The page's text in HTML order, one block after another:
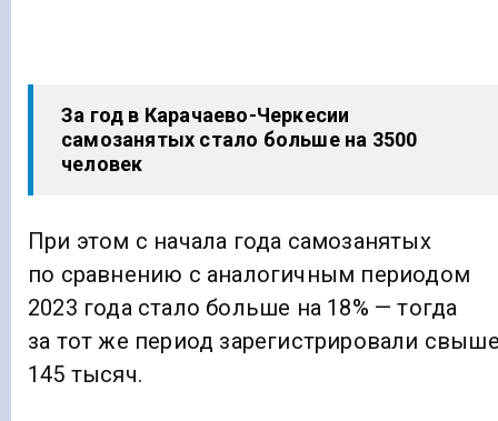
За год в Карачаево-Черкесии
самозанятых стало больше на 3500
человек
При этом с начала года самозанятых
по сравнению с аналогичным периодом
2023 года стало больше на 18% — тогда
за тот же период зарегистрировали
145 тысяч.